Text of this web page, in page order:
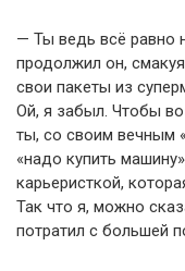
— Ты ведь всё равно
продолжил он,
свои пакеты из
Ой, я забыл. Чтобы
ты, со своим вечным
«надо купить
карьеристкой,
Так что я, можно
потратил с большей